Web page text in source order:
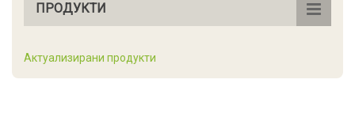
ПРОДУКТИ
Актуализирани продукти